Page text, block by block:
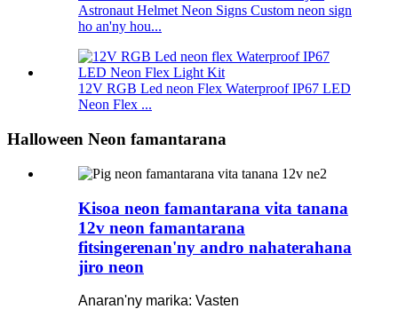
Astronaut Helmet Neon Signs Custom neon sign
ho an'ny hou...
12V RGB Led neon Flex Waterproof IP67 LED
Neon Flex ...
Halloween Neon famantarana
Kisoa neon famantarana vita tanana
12v neon famantarana
fitsingerenan'ny andro nahaterahana
jiro neon
Anaran'ny marika: Vasten